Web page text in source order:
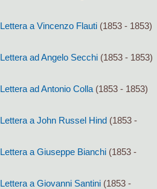
Lettera a Vincenzo Flauti (1853 - 1853)
Lettera ad Angelo Secchi (1853 - 1853)
Lettera ad Antonio Colla (1853 - 1853)
Lettera a John Russel Hind (1853 -
Lettera a Giuseppe Bianchi (1853 -
Lettera a Giovanni Santini (1853 -